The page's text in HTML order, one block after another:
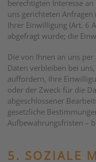
berechtigten Interesse
uns gerichteten Anfragen
Ihrer Einwilligung (Art. 6
abgefragt wurde; die
Die von Ihnen an uns
Daten verbleiben bei
auffordern, Ihre
oder der Zweck für die
abgeschlossener
gesetzliche
Aufbewahrungsfristen –
5. SOZIALE